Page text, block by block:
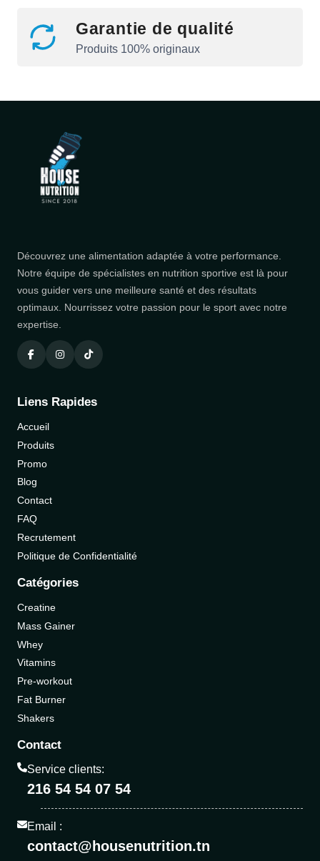
Garantie de qualité
Produits 100% originaux
Découvrez une alimentation adaptée à votre performance.
Notre équipe de spécialistes en nutrition sportive est là pour
vous guider vers une meilleure santé et des résultats
optimaux. Nourrissez votre passion pour le sport avec notre
expertise.
Liens Rapides
Accueil
Produits
Promo
Blog
Contact
FAQ
Recrutement
Politique de Confidentialité
Catégories
Creatine
Mass Gainer
Whey
Vitamins
Pre-workout
Fat Burner
Shakers
Contact
Service clients:
216 54 54 07 54
Email :
contact@housenutrition.tn